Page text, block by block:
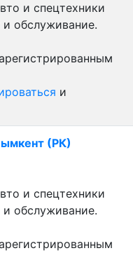
и спецтехники
обслуживание.
и
(РК)
и спецтехники
обслуживание.